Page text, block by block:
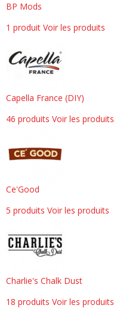
BP Mods
1 produit Voir les produits
Capella France (DIY)
46 produits Voir les produits
Ce'Good
5 produits Voir les produits
Charlie's Chalk Dust
18 produits Voir les produits